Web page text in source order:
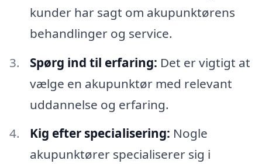
kunder har sagt om akupunktørens
behandlinger og service.
Spørg ind til erfaring: Det er vigtigt at
vælge en akupunktør med relevant
uddannelse og erfaring.
Kig efter specialisering: Nogle
akupunktører specialiserer sig i